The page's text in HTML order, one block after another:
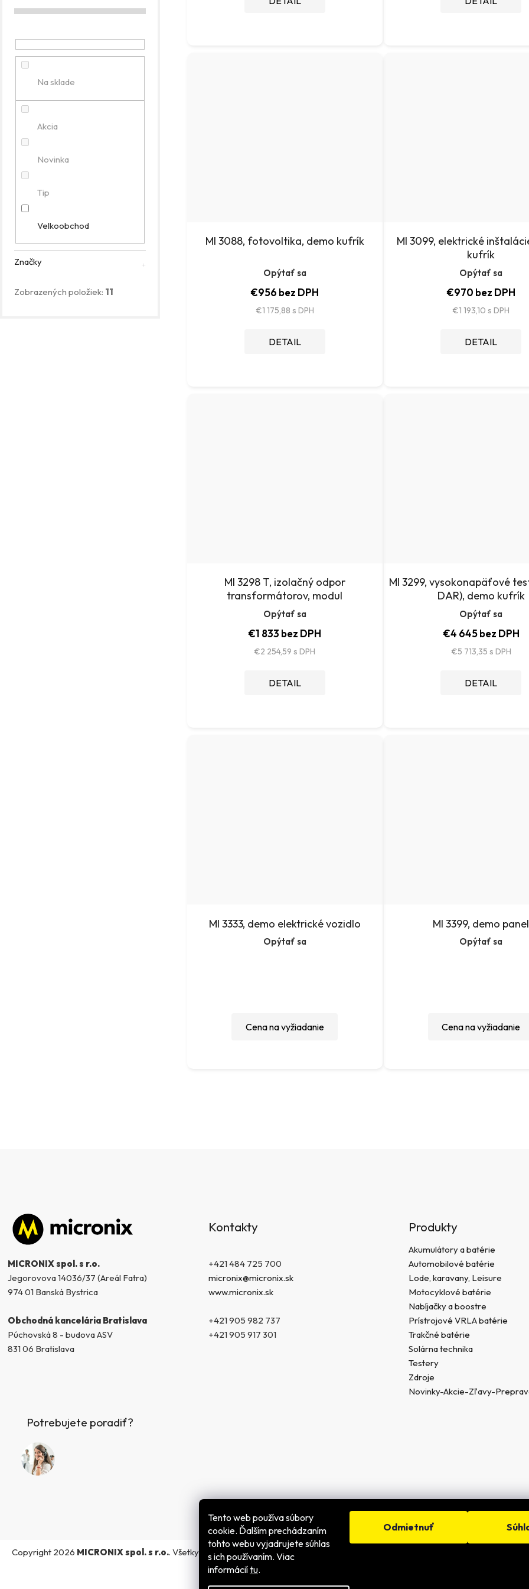
Tento web používa súbory
cookie. Ďalším prechádzaním
tohto webu vyjadrujete súhlas
s ich používaním. Viac
informáciítu.
Odmietnuť
g
i
e
Na sklade
Akcia
Novinka
Tip
Velkoobchod
Značky
Zobrazených položiek: 11
MI 3088, fotovoltika, demo kufrík
Opýtať sa
€956 bez DPH
€1 175,88
DETAIL
MI 3099, elektrické
kufrík
Opýtať sa
€970 bez DPH
€1 193,10
DETAIL
MI 3298 T, izolačný odpor
transformátorov, modul
Opýtať sa
€1 833 bez DPH
€2 254,59
DETAIL
MI 3299, vysokonapäťové
DAR), demo kufrík
Opýtať sa
€4 645 bez DPH
€5 713,35
DETAIL
MI 3333, demo elektrické vozidlo
Opýtať sa
Cena na vyžiadanie
MI 3399, demo panel
Opýtať sa
Cena na vyžiadanie
k
y
v
ý
p
i
s
MICRONIX spol. s r.o.
Jegorovova 14036/37 (Areál Fatra)
974 01 Banská Bystrica
Obchodná kancelária Bratislava
Púchovská 8 - budova ASV
831 06 Bratislava
Kontakty
+421 484 725 700
micronix@micronix.sk
www.micronix.sk
+421 905 982 737
+421 905 917 301
Produkty
Akumulátory a batérie
Automobilové batérie
Lode, karavany, Leisure
Motocyklové batérie
Nabíjačky a boostre
Prístrojové VRLA batérie
Trakčné batérie
Solárna technika
Testery
Zdroje
Novinky-Akcie-Zľavy-
Potrebujete poradiť?
Copyright 2026 MICRONIX spol. s r.o.. Všetky práva vyhradené.